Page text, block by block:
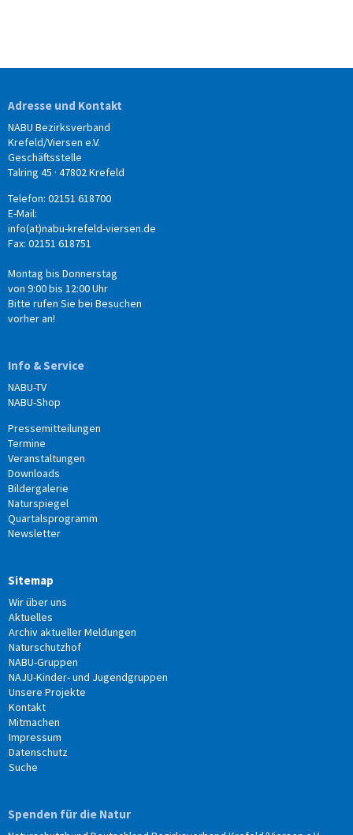
Adresse und Kontakt
NABU Bezirksverband
Krefeld/Viersen e.V.
Geschäftsstelle
Talring 45 · 47802 Krefeld
Telefon: 02151 618700
E-Mail:
info(at)nabu-krefeld-viersen.de
Fax: 02151 618751
Montag bis Donnerstag
von 9:00 bis 12:00 Uhr
Bitte rufen Sie bei Besuchen
vorher an!
Info & Service
NABU-TV
NABU-Shop
Pressemitteilungen
Termine
Veranstaltungen
Downloads
Bildergalerie
Naturspiegel
Quartalsprogramm
Newsletter
Sitemap
Wir über uns
Aktuelles
Archiv aktueller Meldungen
Naturschutzhof
NABU-Gruppen
NAJU-Kinder- und Jugendgruppen
Unsere Projekte
Kontakt
Mitmachen
Impressum
Datenschutz
Suche
Spenden für die Natur